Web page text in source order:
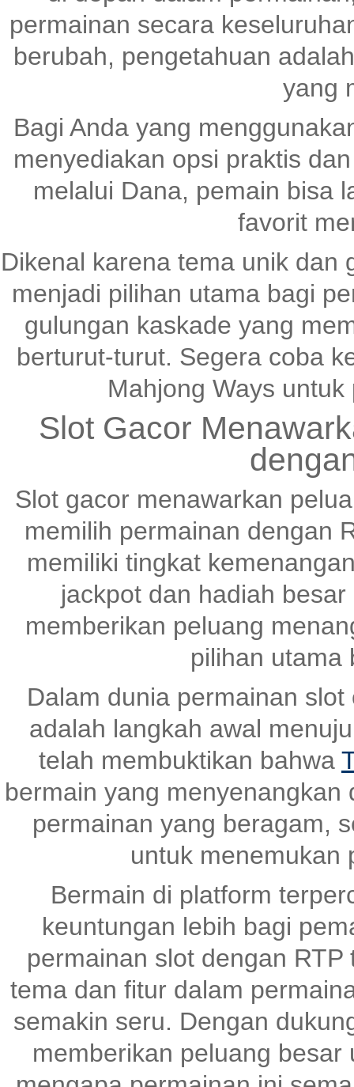
permainan secara
berubah, pengetahuan
yang
Bagi Anda yang
menyediakan opsi praktis
melalui Dana, pemain bisa
favorit
Dikenal karena tema unik
menjadi pilihan utama bagi
gulungan kaskade yang
berturut-turut. Segera coba
Mahjong Ways
Slot Gacor
Slot gacor menawarkan
memilih permainan dengan
memiliki tingkat
jackpot dan hadiah
memberikan peluang
pilihan utama
Dalam dunia permainan
adalah langkah awal
telah membuktikan bahwa
bermain yang
permainan yang beragam,
untuk menemukan
Bermain di platform
keuntungan lebih bagi
permainan slot dengan
tema dan fitur dalam
semakin seru. Dengan
memberikan peluang